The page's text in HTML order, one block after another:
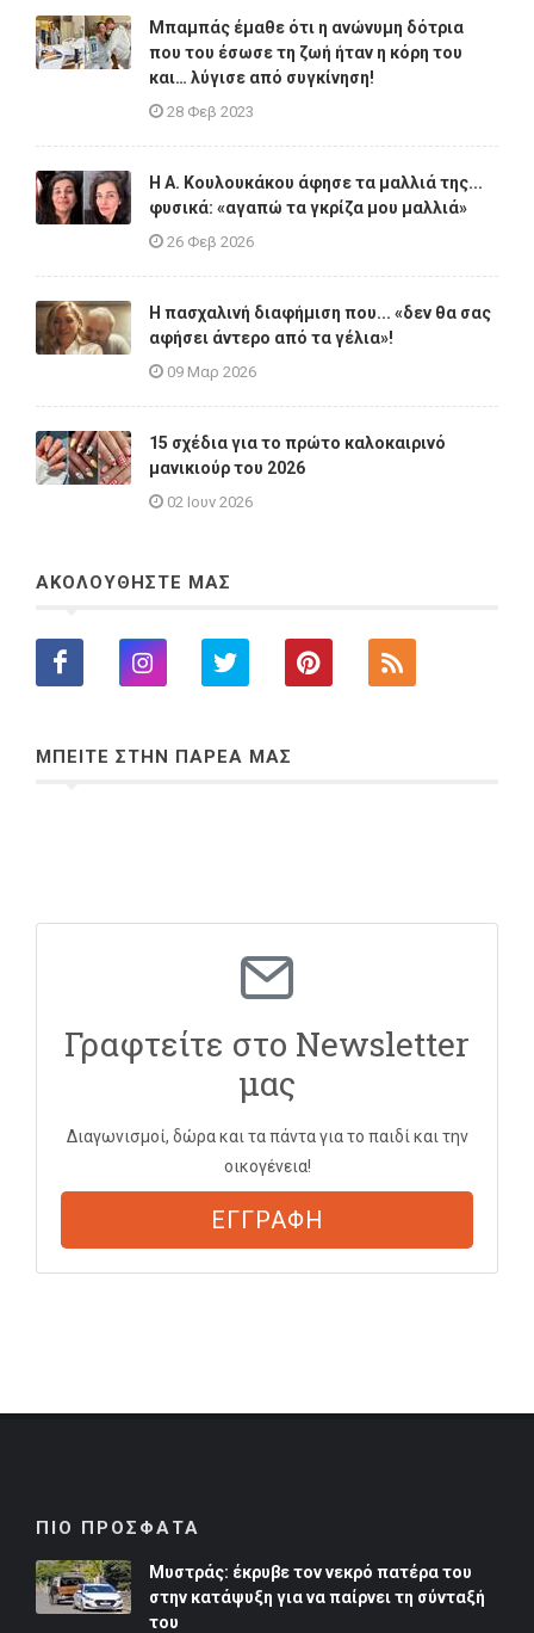
Μπαμπάς έμαθε ότι η ανώνυμη δότρια
που του έσωσε τη ζωή ήταν η κόρη του
και… λύγισε από συγκίνηση!
28 Φεβ 2023
Η A. Κουλουκάκου άφησε τα μαλλιά της...
φυσικά: «αγαπώ τα γκρίζα μου μαλλιά»
26 Φεβ 2026
Η πασχαλινή διαφήμιση που... «δεν θα σας
αφήσει άντερο από τα γέλια»!
09 Μαρ 2026
15 σχέδια για το πρώτο καλοκαιρινό
μανικιούρ του 2026
02 Ιουν 2026
ΑΚΟΛΟΥΘΗΣΤΕ ΜΑΣ
ΜΠΕΙΤΕ ΣΤΗΝ ΠΑΡΕΑ ΜΑΣ
Γραφτείτε στο Newsletter
μας
Διαγωνισμοί, δώρα και τα πάντα για το παιδί και την
οικογένεια!
ΕΓΓΡΑΦΗ
ΠΙΟ ΠΡΟΣΦΑΤΑ
Μυστράς: έκρυβε τον νεκρό πατέρα του
στην κατάψυξη για να παίρνει τη σύνταξή
του